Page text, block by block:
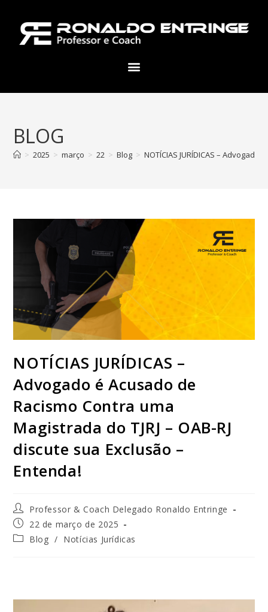
BLOG
> 2025 > março > 22 > Blog > NOTÍCIAS JURÍDICAS –
NOTÍCIAS JURÍDICAS –
Advogado é Acusado de
Racismo Contra uma
Magistrada do TJRJ – OAB-RJ
discute sua Exclusão –
Entenda!
Professor & Coach Delegado Ronaldo Entringe
22 de março de 2025
Blog / Notícias Jurídicas